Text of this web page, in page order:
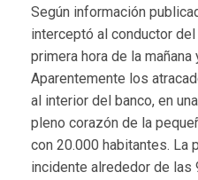
Según información
interceptó al conductor
primera hora de la mañana
Aparentemente los
al interior del banco, en
pleno corazón de la
con 20.000 habitantes. La
incidente alrededor de las